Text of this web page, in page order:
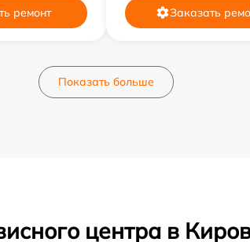
ремонт Заказать
Показать больше
центра в